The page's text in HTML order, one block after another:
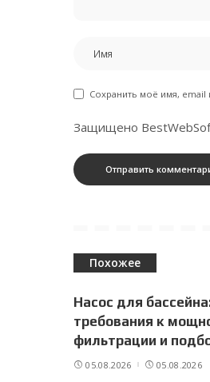
Сохранить моё имя, email
Защищено
Похожее
Насос для
требования к
фильтрации и
05.08.2026 05.08.2026